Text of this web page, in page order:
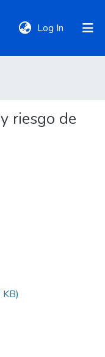
Log In (current)
riesgo de